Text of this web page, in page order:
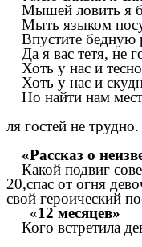
Мышей ловить я
Мыть языком
Впустите
Да я вас тетя, не
Хоть у нас и
Хоть у нас и
Но
ля гостей не
«Рассказ о
Какой подвиг
20,спас от огня
свой героический
«12 месяцев»
Кого встретила